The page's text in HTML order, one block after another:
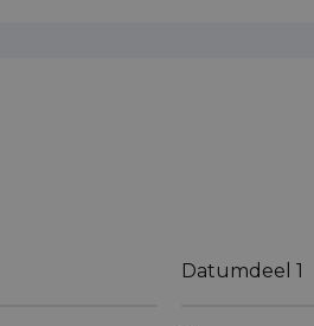
Datumdeel 1